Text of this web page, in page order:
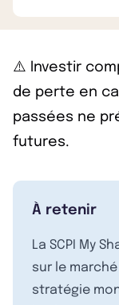
⚠️ Investir
de perte en
passées ne
futures.
À retenir
La SCPI My
sur le
stratégie